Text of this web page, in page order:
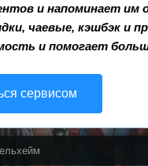
и напоминает им
чаевые, кэшбэк и
и помогает
сервисом